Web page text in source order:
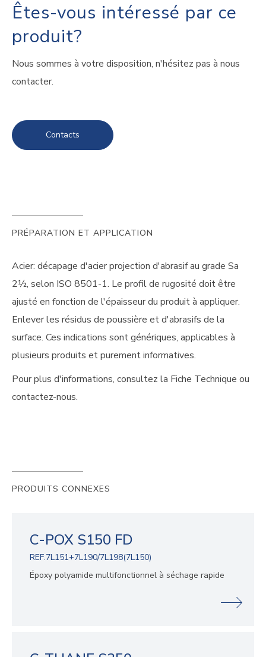
Êtes-vous intéressé par ce
produit?
Nous sommes à votre disposition, n'hésitez pas à nous
contacter.
Contacts
PRÉPARATION ET APPLICATION
Acier: décapage d'acier projection d'abrasif au grade Sa
2½, selon ISO 8501-1. Le profil de rugosité doit être
ajusté en fonction de l'épaisseur du produit à appliquer.
Enlever les résidus de poussière et d'abrasifs de la
surface. Ces indications sont génériques, applicables à
plusieurs produits et purement informatives.
Pour plus d'informations, consultez la Fiche Technique ou
contactez-nous.
PRODUITS CONNEXES
C-POX S150 FD
REF.7L151+7L190/7L198(7L150)
Époxy polyamide multifonctionnel à séchage rapide